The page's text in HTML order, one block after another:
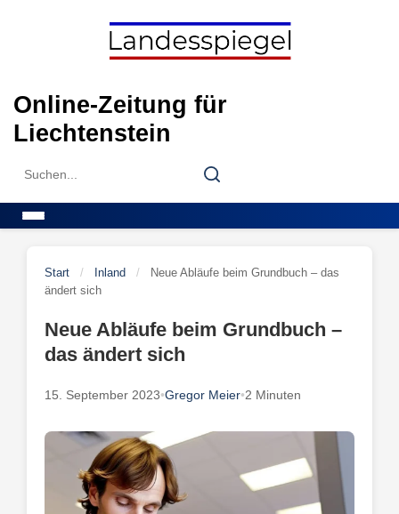
Online-Zeitung für
Liechtenstein
Search
Search
Start / Inland /
Neue Abläufe beim Grundbuch – das
ändert sich
Neue Abläufe beim Grundbuch –
das ändert sich
15. September 2023•Gregor Meier•2 Minuten